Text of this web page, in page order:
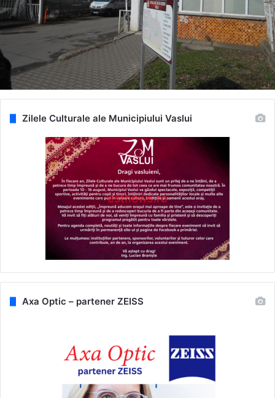
Zilele Culturale ale Municipiului Vaslui
Axa Optic – partener ZEISS